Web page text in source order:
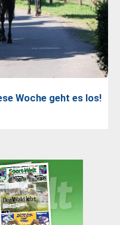
Woche geht es los!